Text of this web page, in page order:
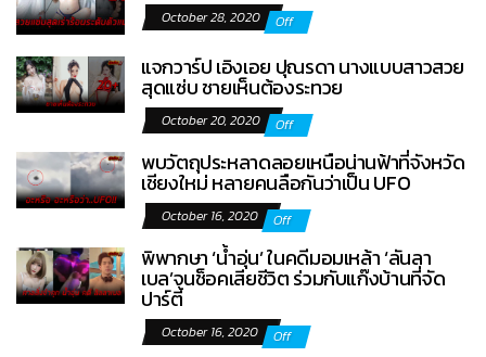
October 28, 2020 Off
แจกวาร์ป เอิงเอย ปุณรดา นางแบบสาวสวย
สุดแซ่บ ชายเห็นต้องระทวย
October 20, 2020 Off
พบวัตถุประหลาดลอยเหนือน่านฟ้าที่จังหวัด
เชียงใหม่ หลายคนลือกันว่าเป็น UFO
October 16, 2020 Off
พิพากษา ‘น้ำอุ่น’ ในคดีมอมเหล้า ‘ลันลา
เบล’จนช็อคเสียชีวิต ร่วมกับแก๊งบ้านที่จัด
ปาร์ตี้
October 16, 2020 Off